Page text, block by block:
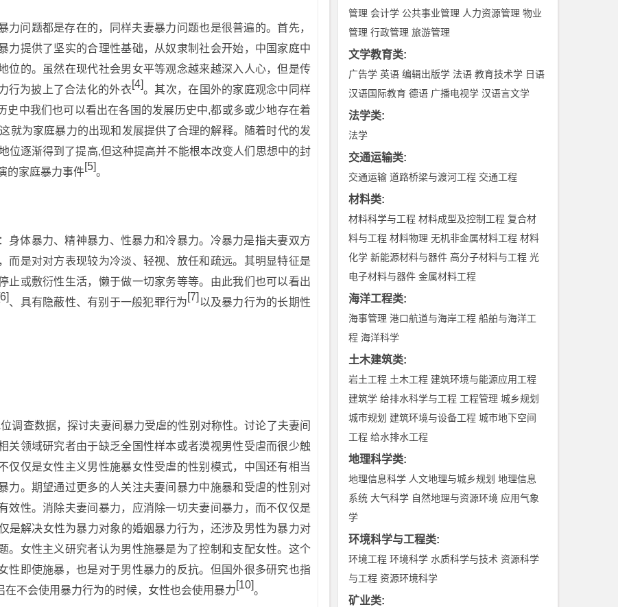
问题都是存在的，同样夫妻暴力问题也是很普遍的。首先，
力提供了坚实的合理性基础，从奴隶制社会开始，中国家庭中
位的。虽然在现代社会男女平等观念越来越深入人心，但是传
行为披上了合法化的外衣[4]。其次，在国外的家庭观念中同样
中我们也可以看出在各国的发展历史中,都或多或少地存在着
就为家庭暴力的出现和发展提供了合理的解释。随着时代的发
位逐渐得到了提高,但这种提高并不能根本改变人们思想中的封
的家庭暴力事件[5]。
身体暴力、精神暴力、性暴力和冷暴力。冷暴力是指夫妻双方
而是对对方表现较为冷淡、轻视、放任和疏远。其明显特征是
止或敷衍性生活，懒于做一切家务等等。由此我们也可以看出
、具有隐蔽性、有别于一般犯罪行为[7] 以及暴力行为的长期性
调查数据，探讨夫妻间暴力受虐的性别对称性。讨论了夫妻间
关领域研究者由于缺乏全国性样本或者漠视男性受虐而很少触
仅仅是女性主义男性施暴女性受虐的性别模式，中国还有相当
力。期望通过更多的人关注夫妻间暴力中施暴和受虐的性别对
效性。消除夫妻间暴力，应消除一切夫妻间暴力，而不仅仅是
是解决女性为暴力对象的婚姻暴力行为，还涉及男性为暴力对
。女性主义研究者认为男性施暴是为了控制和支配女性。这个
性即使施暴，也是对于男性暴力的反抗。但国外很多研究也指
在不会使用暴力行为的时候，女性也会使用暴力[10]。
管理 会计学 公共事业管理 人力资源管理 物业
管理 行政管理 旅游管理
文学教育类:
广告学 英语 编辑出版学 法语 教育技术学 日语
汉语国际教育 德语 广播电视学 汉语言文学
法学类:
法学
交通运输类:
交通运输 道路桥梁与渡河工程 交通工程
材料类:
材料科学与工程 材料成型及控制工程 复合材
料与工程 材料物理 无机非金属材料工程 材料
化学 新能源材料与器件 高分子材料与工程 光
电子材料与器件 金属材料工程
海洋工程类:
海事管理 港口航道与海岸工程 船舶与海洋工
程 海洋科学
土木建筑类:
岩土工程 土木工程 建筑环境与能源应用工程
建筑学 给排水科学与工程 工程管理 城乡规划
城市规划 建筑环境与设备工程 城市地下空间
工程 给水排水工程
地理科学类:
地理信息科学 人文地理与城乡规划 地理信息
系统 大气科学 自然地理与资源环境 应用气象
学
环境科学与工程类:
环境工程 环境科学 水质科学与技术 资源科学
与工程 资源环境科学
矿业类: